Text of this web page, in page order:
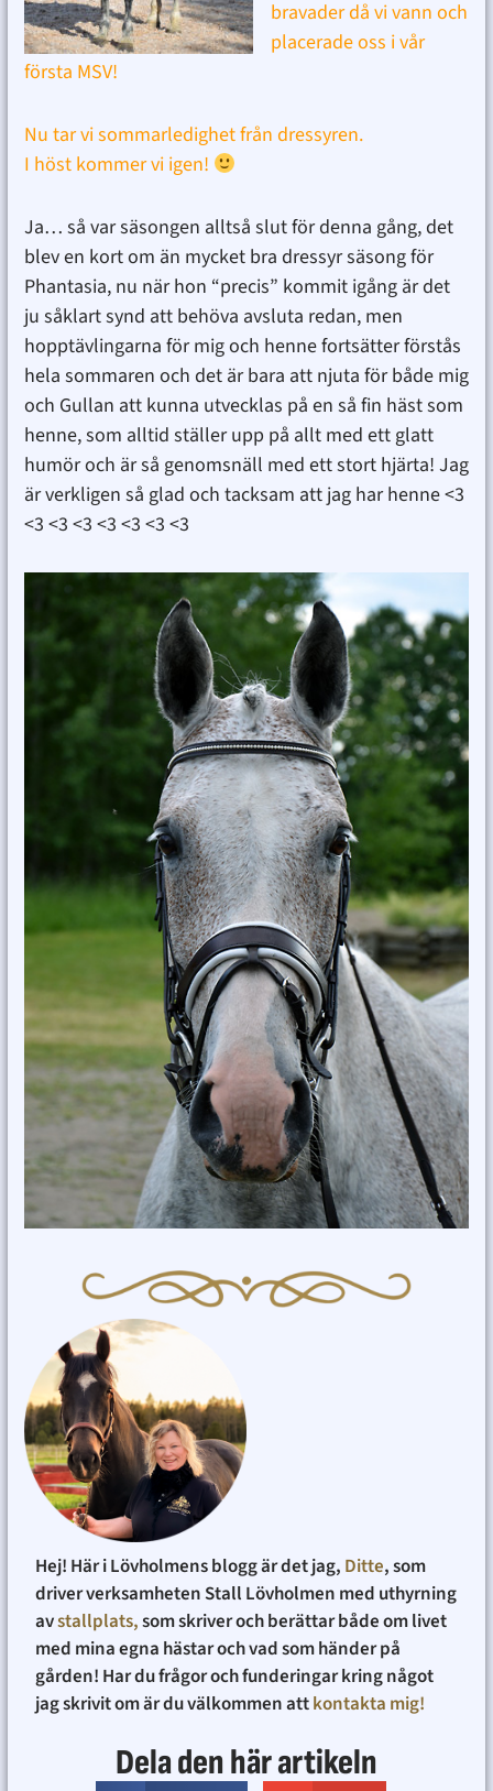
bravader då vi vann och
placerade oss i vår
första MSV!
Nu tar vi sommarledighet från dressyren.
I höst kommer vi igen!
Ja… så var säsongen alltså slut för denna gång, det
blev en kort om än mycket bra dressyr säsong för
Phantasia, nu när hon “precis” kommit igång är det
ju såklart synd att behöva avsluta redan, men
hopptävlingarna för mig och henne fortsätter förstås
hela sommaren och det är bara att njuta för både mig
och Gullan att kunna utvecklas på en så fin häst som
henne, som alltid ställer upp på allt med ett glatt
humör och är så genomsnäll med ett stort hjärta! Jag
är verkligen så glad och tacksam att jag har henne <3
<3 <3 <3 <3 <3 <3 <3
Hej! Här i Lövholmens blogg är det jag, Ditte, som
driver verksamheten Stall Lövholmen med uthyrning
avstallplats,som skriver och berättar både om livet
med mina egna hästar och vad som händer på
gården! Har du frågor och funderingar kring något
jag skrivit om är du välkommen attkontakta mig!
Dela den här artikeln